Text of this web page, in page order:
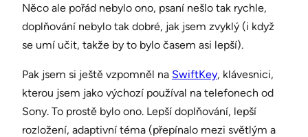
Něco ale pořád nebylo ono, psaní nešlo tak rychle,
doplňování nebylo tak dobré, jak jsem zvyklý (i když
se umí učit, takže by to bylo časem asi lepší).
Pak jsem si ještě vzpomněl na SwiftKey, klávesnici,
kterou jsem jako výchozí používal na telefonech od
Sony. To prostě bylo ono. Lepší doplňování, lepší
rozložení, adaptivní téma (přepínalo mezi světlým a